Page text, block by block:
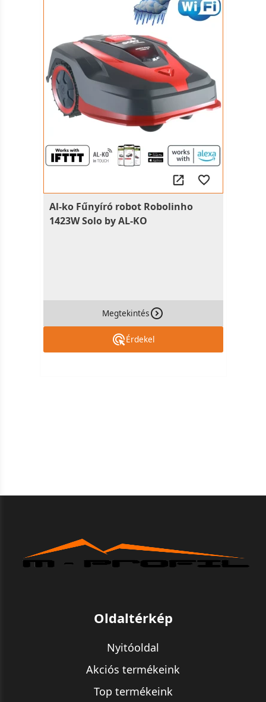
Al-ko Fűnyíró robot Robolinho
1423W Solo by AL-KO
Megtekintés
Érdekel
Oldaltérkép
Nyitóoldal
Akciós termékeink
Top termékeink